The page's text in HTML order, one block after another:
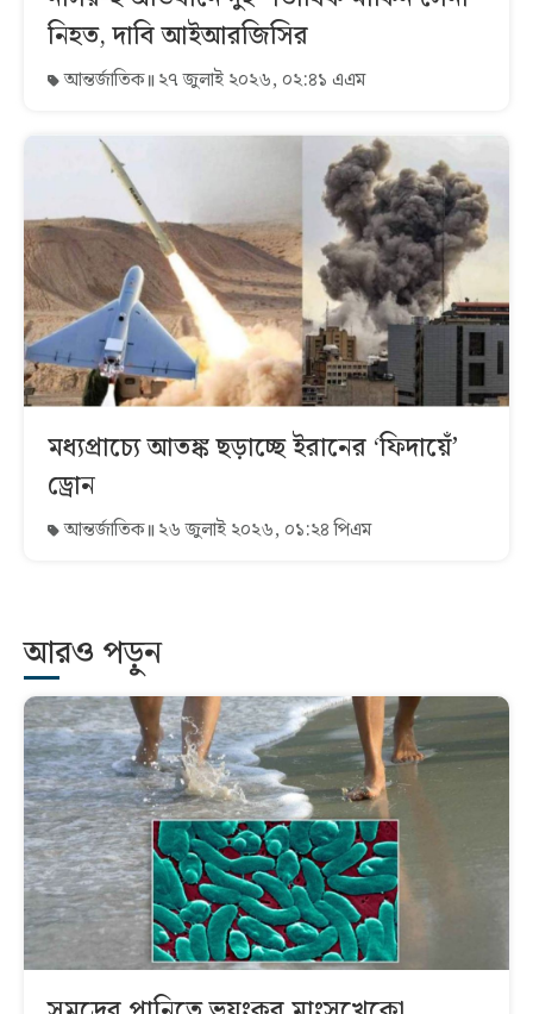
নিহত, দাবি আইআরজিসির
আন্তর্জাতিক ২৭ জুলাই ২০২৬, ০২:৪১ এএম
মধ্যপ্রাচ্যে আতঙ্ক ছড়াচ্ছে ইরানের ‘ফিদায়েঁ’
ড্রোন
আন্তর্জাতিক ২৬ জুলাই ২০২৬, ০১:২৪ পিএম
আরও পড়ুন